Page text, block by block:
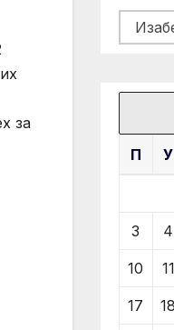
за
Архиве
П У
3 4
10 11
17 18